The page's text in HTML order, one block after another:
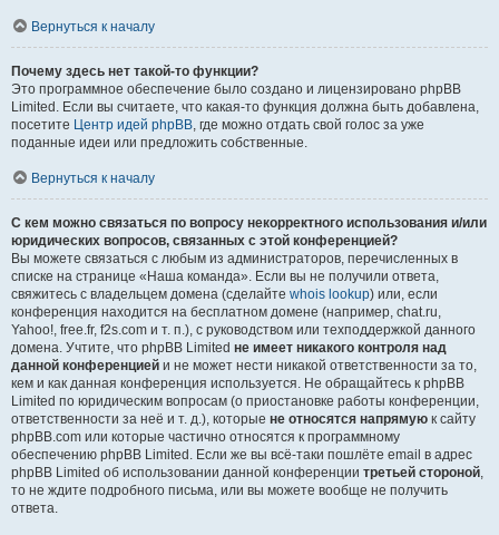
Вернуться к началу
Почему здесь нет такой-то функции?
Это программное обеспечение было создано и лицензировано phpBB
Limited. Если вы считаете, что какая-то функция должна быть добавлена,
посетите Центр идей phpBB, где можно отдать свой голос за уже
поданные идеи или предложить собственные.
Вернуться к началу
С кем можно связаться по вопросу некорректного использования и/или
юридических вопросов, связанных с этой конференцией?
Вы можете связаться с любым из администраторов, перечисленных в
списке на странице «Наша команда». Если вы не получили ответа,
свяжитесь с владельцем домена (сделайте whois lookup) или, если
конференция находится на бесплатном домене (например, chat.ru,
Yahoo!, free.fr, f2s.com и т. п.), с руководством или техподдержкой данного
домена. Учтите, что phpBB Limited не имеет никакого контроля над
данной конференцией и не может нести никакой ответственности за то,
кем и как данная конференция используется. Не обращайтесь к phpBB
Limited по юридическим вопросам (о приостановке работы конференции,
ответственности за неё и т. д.), которые не относятся напрямую к сайту
phpBB.com или которые частично относятся к программному
обеспечению phpBB Limited. Если же вы всё-таки пошлёте email в адрес
phpBB Limited об использовании данной конференции третьей стороной,
то не ждите подробного письма, или вы можете вообще не получить
ответа.